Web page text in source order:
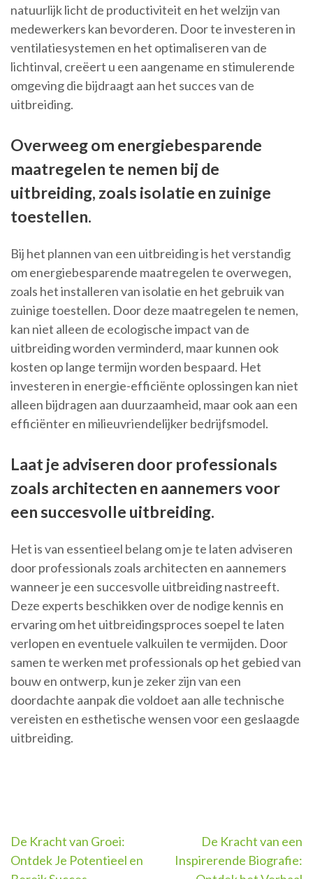
natuurlijk licht de productiviteit en het welzijn van
medewerkers kan bevorderen. Door te investeren in
ventilatiesystemen en het optimaliseren van de
lichtinval, creëert u een aangename en stimulerende
omgeving die bijdraagt aan het succes van de
uitbreiding.
Overweeg om energiebesparende
maatregelen te nemen bij de
uitbreiding, zoals isolatie en zuinige
toestellen.
Bij het plannen van een uitbreiding is het verstandig
om energiebesparende maatregelen te overwegen,
zoals het installeren van isolatie en het gebruik van
zuinige toestellen. Door deze maatregelen te nemen,
kan niet alleen de ecologische impact van de
uitbreiding worden verminderd, maar kunnen ook
kosten op lange termijn worden bespaard. Het
investeren in energie-efficiënte oplossingen kan niet
alleen bijdragen aan duurzaamheid, maar ook aan een
efficiënter en milieuvriendelijker bedrijfsmodel.
Laat je adviseren door professionals
zoals architecten en aannemers voor
een succesvolle uitbreiding.
Het is van essentieel belang om je te laten adviseren
door professionals zoals architecten en aannemers
wanneer je een succesvolle uitbreiding nastreeft.
Deze experts beschikken over de nodige kennis en
ervaring om het uitbreidingsproces soepel te laten
verlopen en eventuele valkuilen te vermijden. Door
samen te werken met professionals op het gebied van
bouw en ontwerp, kun je zeker zijn van een
doordachte aanpak die voldoet aan alle technische
vereisten en esthetische wensen voor een geslaagde
uitbreiding.
Berichtnavigatie
De Kracht van Groei:
Ontdek Je Potentieel en
De Kracht van een
Inspirerende Biografie: